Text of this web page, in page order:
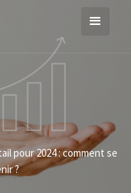
pour 2024 : comment se
?